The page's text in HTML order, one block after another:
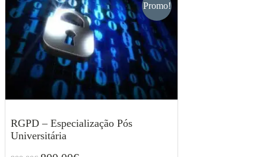
Promo!
RGPD – Especialização Pós
Universitária
900.00